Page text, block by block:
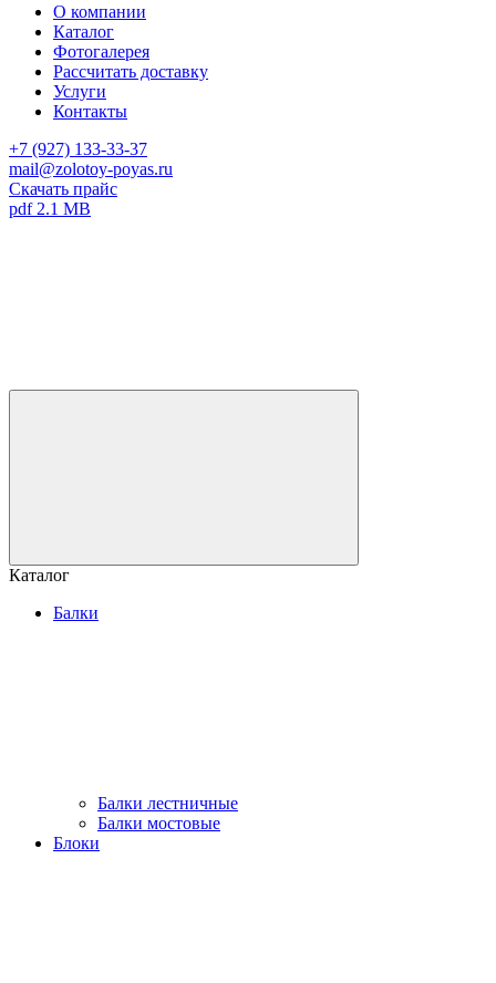
О компании
Каталог
Фотогалерея
Рассчитать доставку
Услуги
Контакты
+7 (927) 133-33-37
mail@zolotoy-poyas.ru
Скачать прайс
pdf 2.1 MB
Каталог
Балки
Балки лестничные
Балки мостовые
Блоки